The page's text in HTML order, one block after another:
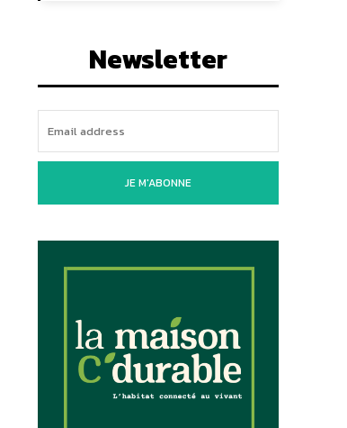
Newsletter
JE M'ABONNE